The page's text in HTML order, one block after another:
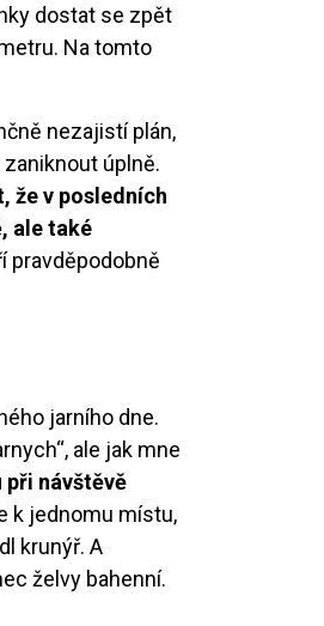
dostat se zpět
Na tomto
nezajistí plán,
úplně.
že v posledních
ale také
pravděpodobně
jarního dne.
ale jak mne
při návštěvě
k jednomu místu,
krunýř. A
želvy bahenní.